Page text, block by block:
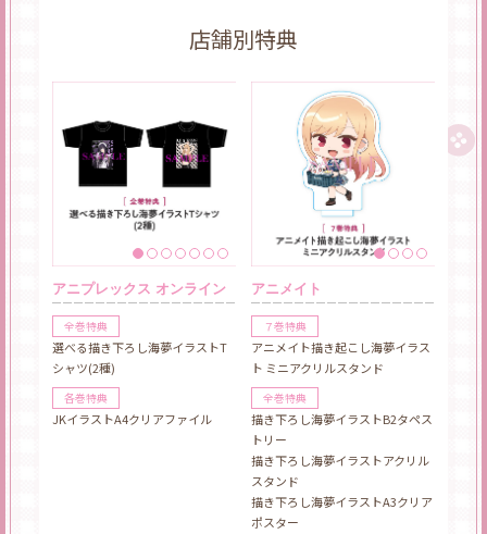
店舗別特典
アニプレックス オンライン
全巻特典
選べる描き下ろし海夢イラストT
シャツ(2種)
各巻特典
JKイラストA4クリアファイル
アニメイト
７巻特典
アニメイト描き起こし海夢イラス
ト ミニアクリルスタンド
全巻特典
描き下ろし海夢イラストB2タペス
トリー
描き下ろし海夢イラストアクリル
スタンド
描き下ろし海夢イラストA3クリア
ポスター